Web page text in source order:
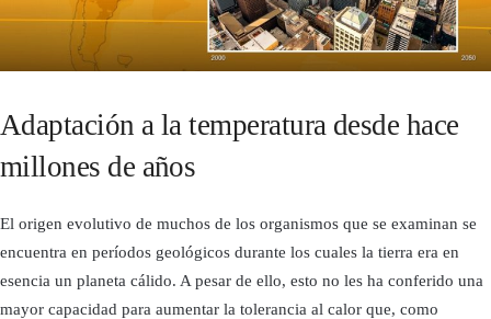
Adaptación a la temperatura desde hace
millones de años
El origen evolutivo de muchos de los organismos que se examinan se
encuentra en períodos geológicos durante los cuales la tierra era en
esencia un planeta cálido. A pesar de ello, esto no les ha conferido una
mayor capacidad para aumentar la tolerancia al calor que, como